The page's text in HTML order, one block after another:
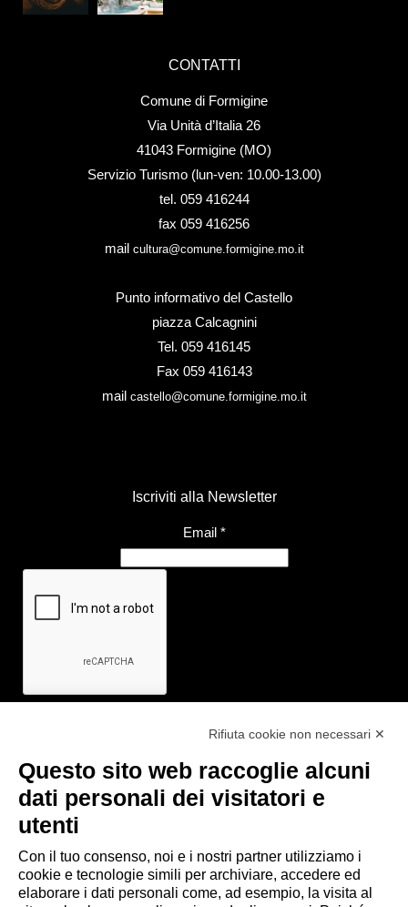
CONTATTI
Comune di Formigine
Via Unità d’Italia 26
41043 Formigine (MO)
Servizio Turismo (lun-ven: 10.00-13.00)
tel. 059 416244
fax 059 416256
mail cultura@comune.formigine.mo.it
Punto informativo del Castello
piazza Calcagnini
Tel. 059 416145
Fax 059 416143
mail castello@comune.formigine.mo.it
Iscriviti alla Newsletter
Email *
Link utili
- Ufficio di informazione e accoglienza turistica di Maranello, Fiorano
- Comune di Formigine
- Trasporti Locali
Rifiuta cookie non necessari ✕
Questo sito web raccoglie alcuni
dati personali dei visitatori e
utenti
Con il tuo consenso, noi e i nostri partner utilizziamo i
cookie e tecnologie simili per archiviare, accedere ed
elaborare i dati personali come, ad esempio, la visita al